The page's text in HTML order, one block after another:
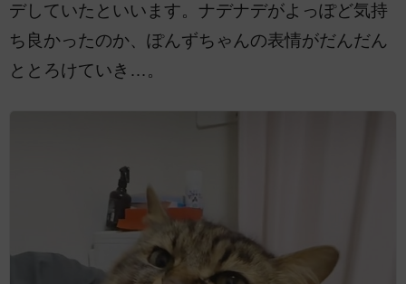
デしていたといいます。ナデナデがよっぽど気持
ち良かったのか、ぽんずちゃんの表情がだんだん
ととろけていき…。